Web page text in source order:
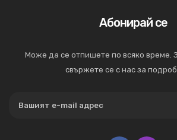
Абонирай се
Може да се отпишете по всяко време.
свържете се с нас за